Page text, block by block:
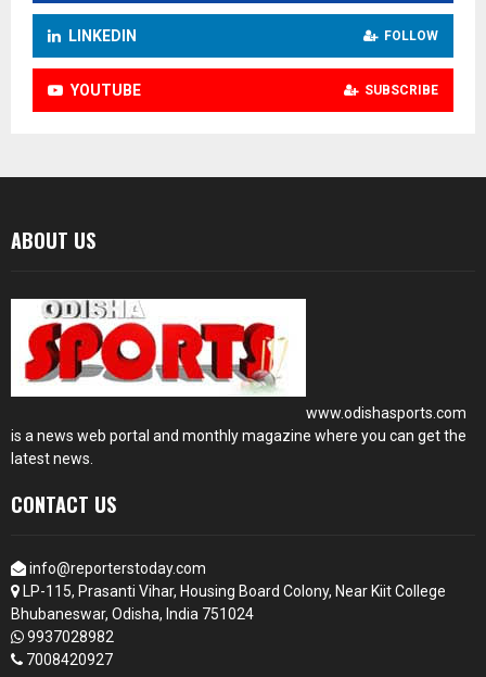
LINKEDIN FOLLOW
YOUTUBE SUBSCRIBE
ABOUT US
www.odishasports.com
is a news web portal and monthly magazine where you can get the
latest news.
CONTACT US
info@reporterstoday.com
LP-115, Prasanti Vihar, Housing Board Colony, Near Kiit College
Bhubaneswar, Odisha, India 751024
9937028982
7008420927